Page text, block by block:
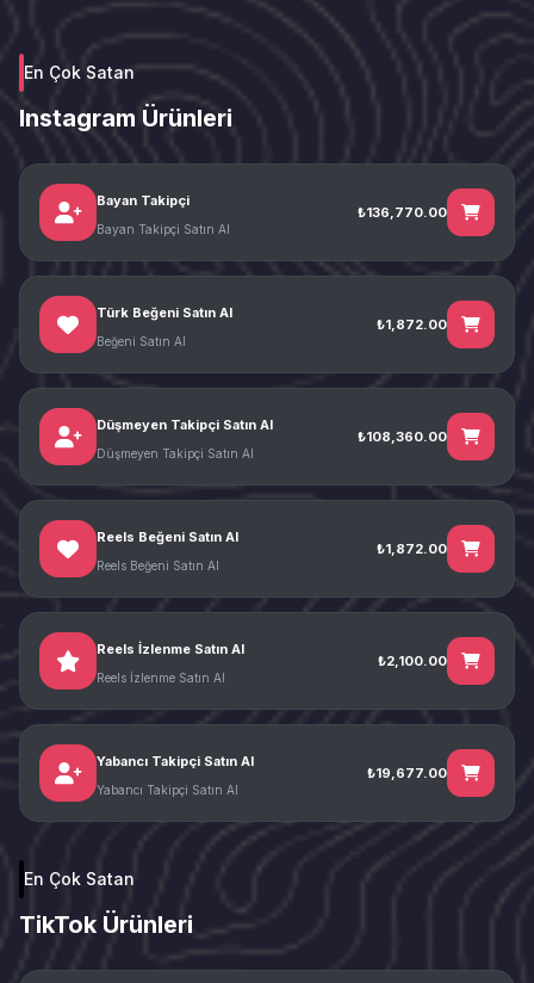
En Çok Satan
Instagram Ürünleri
Bayan Takipçi
Bayan Takipçi Satın Al
₺136,770.00
Türk Beğeni Satın Al
Beğeni Satın Al
₺1,872.00
Düşmeyen Takipçi Satın Al
Düşmeyen Takipçi Satın Al
₺108,360.00
Reels Beğeni Satın Al
Reels Beğeni Satın Al
₺1,872.00
Reels İzlenme Satın Al
Reels İzlenme Satın Al
₺2,100.00
Yabancı Takipçi Satın Al
Yabancı Takipçi Satın Al
₺19,677.00
En Çok Satan
TikTok Ürünleri